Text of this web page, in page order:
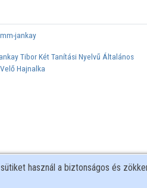
jankay
Tibor Két Tanítási Nyelvű Általános
Velő Hajnalka
használ a biztonságos és